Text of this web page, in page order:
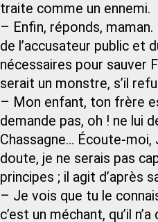
traite comme un ennemi.
– Enfin, réponds,
de l’accusateur public et
nécessaires pour sauver
serait un monstre, s’il
– Mon enfant, ton frère
demande pas, oh ! ne lui
Chassagne… Écoute-
doute, je ne serais pas
principes ; il agit d’après
– Je vois que tu le
c’est un méchant, qu’il